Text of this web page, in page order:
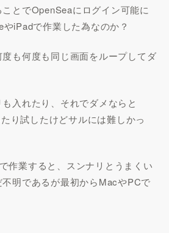
とでOpenSeaにログイン可能に
iPadで作業した為なのか？
も何度も同じ画面をループしてダ
入れたり、それでダメならと
り試したけどサルには難しかっ
作業すると、スンナリとうまくい
明であるが最初からMacやPCで